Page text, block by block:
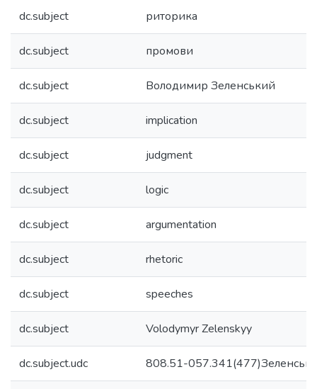
dc.subject риторика
dc.subject промови
dc.subject Володимир Зеленський
dc.subject implication
dc.subject judgment
dc.subject logic
dc.subject argumentation
dc.subject rhetoric
dc.subject speeches
dc.subject Volodymyr Zelenskyy
dc.subject.udc 808.51-